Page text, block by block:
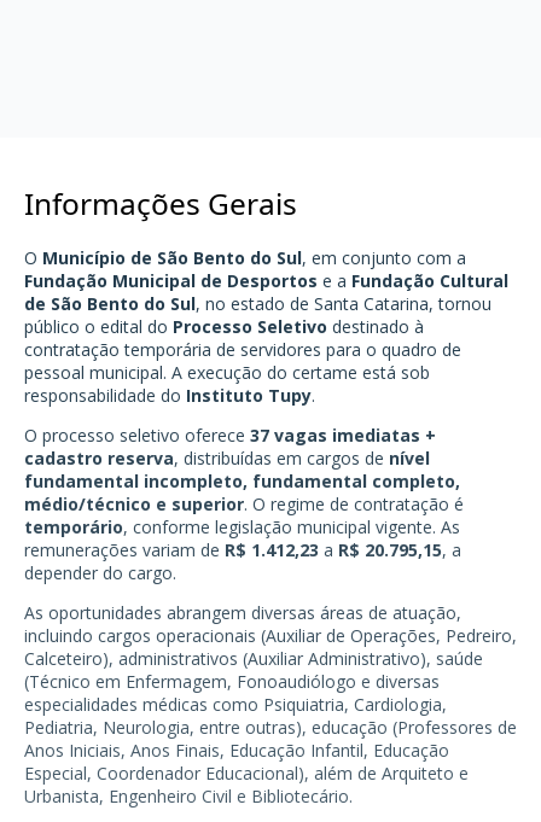
Informações Gerais
O Município de São Bento do Sul, em conjunto com a
Fundação Municipal de Desportos e a Fundação Cultural
de São Bento do Sul, no estado de Santa Catarina, tornou
público o edital do Processo Seletivo destinado à
contratação temporária de servidores para o quadro de
pessoal municipal. A execução do certame está sob
responsabilidade do Instituto Tupy.
O processo seletivo oferece 37 vagas imediatas +
cadastro reserva, distribuídas em cargos de nível
fundamental incompleto, fundamental completo,
médio/técnico e superior. O regime de contratação é
temporário, conforme legislação municipal vigente. As
remunerações variam de R$ 1.412,23 a R$ 20.795,15, a
depender do cargo.
As oportunidades abrangem diversas áreas de atuação,
incluindo cargos operacionais (Auxiliar de Operações, Pedreiro,
Calceteiro), administrativos (Auxiliar Administrativo), saúde
(Técnico em Enfermagem, Fonoaudiólogo e diversas
especialidades médicas como Psiquiatria, Cardiologia,
Pediatria, Neurologia, entre outras), educação (Professores de
Anos Iniciais, Anos Finais, Educação Infantil, Educação
Especial, Coordenador Educacional), além de Arquiteto e
Urbanista, Engenheiro Civil e Bibliotecário.